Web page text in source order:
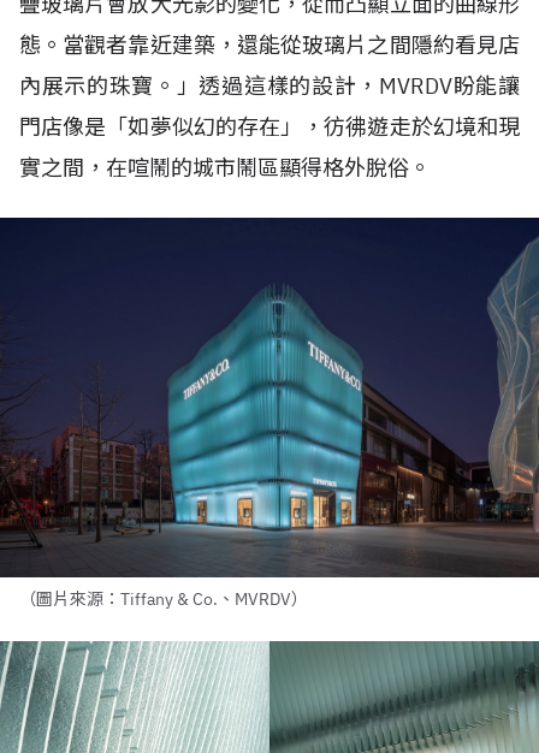
態。當觀者靠近建築，還能從玻璃片之間隱約看見店
內展示的珠寶。」透過這樣的設計， MVRDV盼能讓
門店像是「如夢似幻的存在」，彷彿遊走於幻境和現
實之間，在喧鬧的城市鬧區顯得格外脫俗。
（圖片來源：Tiffany & Co.、MVRDV）